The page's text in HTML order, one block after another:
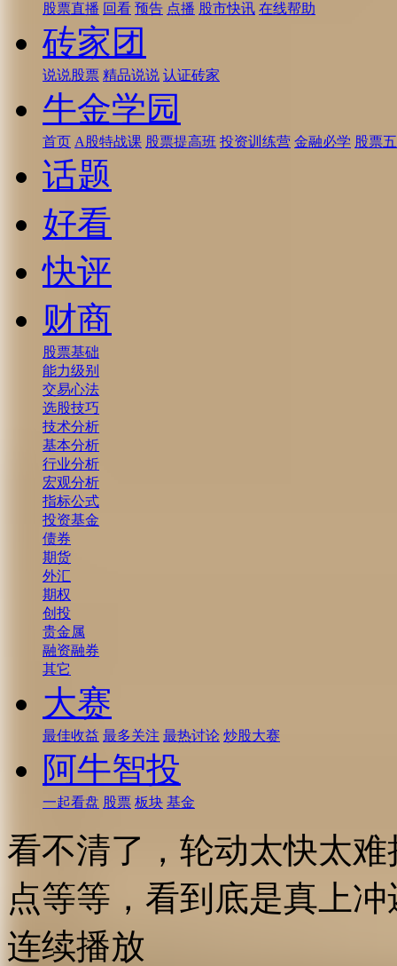
股票直播 回看 预告 点播 股市快讯 在线帮助
砖家团
说说股票 精品说说 认证砖家
牛金学园
首页 A股特战课 股票提高班 投资训练营 金融必学 股票
话题
好看
快评
财商
股票基础
能力级别
交易心法
选股技巧
技术分析
基本分析
行业分析
宏观分析
指标公式
投资基金
债券
期货
外汇
期权
创投
贵金属
融资融券
其它
大赛
最佳收益 最多关注 最热讨论 炒股大赛
阿牛智投
一起看盘 股票 板块 基金
看不清了，轮动太快太
点等等，看到底是真上
连续播放